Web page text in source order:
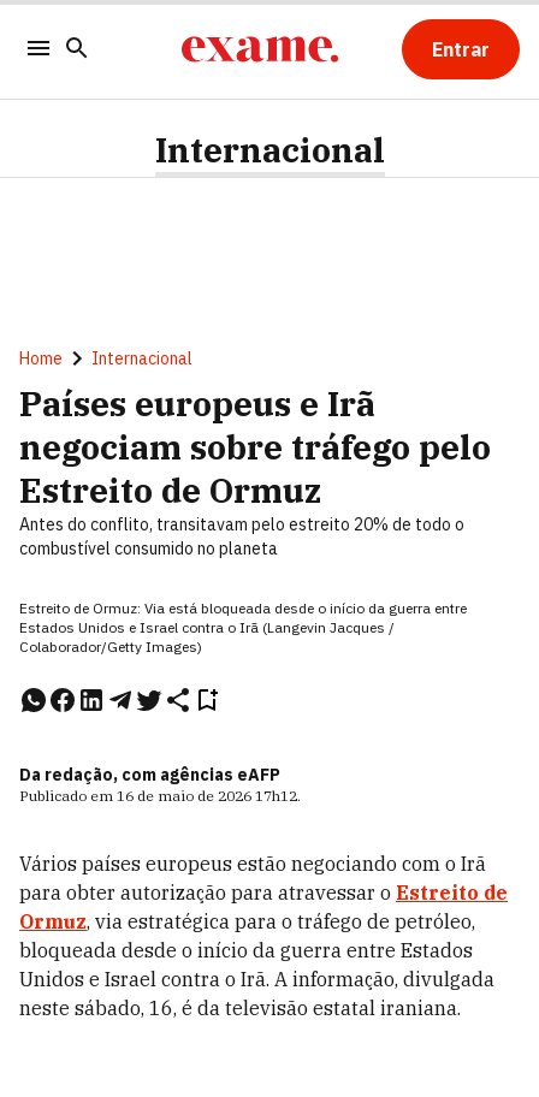
Entrar
Internacional
Home Internacional
Países europeus e Irã
negociam sobre tráfego pelo
Estreito de Ormuz
Antes do conflito, transitavam pelo estreito 20% de todo o
combustível consumido no planeta
Estreito de Ormuz: Via está bloqueada desde o início da guerra entre
Estados Unidos e Israel contra o Irã (Langevin Jacques /
Colaborador/Getty Images)
Da redação, com agências eAFP
Publicado em 16 de maio de 2026 17h12.
Vários países europeus estão negociando com o Irã
para obter autorização para atravessar o Estreito de
Ormuz, via estratégica para o tráfego de petróleo,
bloqueada desde o início da guerra entre Estados
Unidos e Israel contra o Irã. A informação, divulgada
neste sábado, 16, é da televisão estatal iraniana.